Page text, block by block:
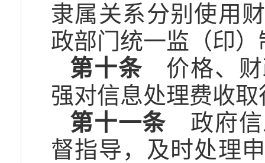
隶属关系分别使用
政部门统一监（印
第十条 价格、财
强对信息处理费收
第十一条 政府信
督指导，及时处理